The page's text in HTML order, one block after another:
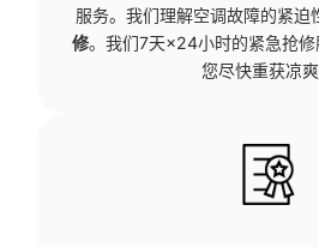
服务。我们理解空调故障的紧迫
修。我们7天×24小时的紧急抢
您尽快重获凉爽